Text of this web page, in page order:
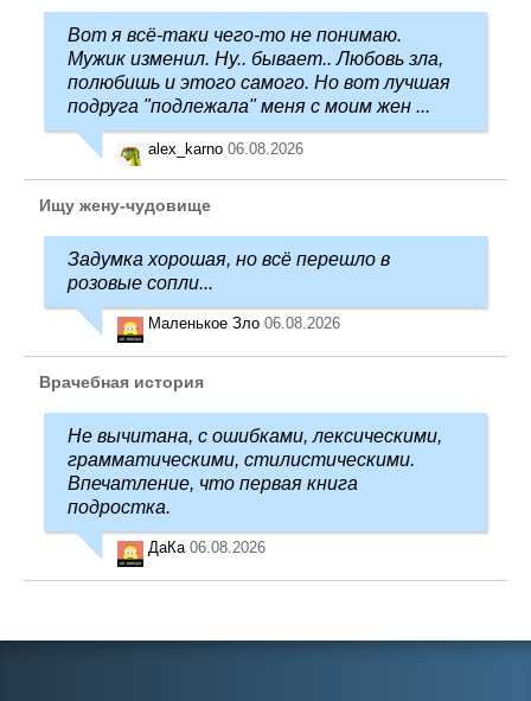
Вот я всё-таки чего-то не понимаю.
Мужик изменил. Ну.. бывает.. Любовь зла,
полюбишь и этого самого. Но вот лучшая
подруга "подлежала" меня с моим жен ...
alex_karno 06.08.2026
Ищу жену-чудовище
Задумка хорошая, но всё перешло в
розовые сопли...
Маленькое Зло 06.08.2026
Врачебная история
Не вычитана, с ошибками, лексическими,
грамматическими, стилистическими.
Впечатление, что первая книга
подростка.
ДаКа 06.08.2026